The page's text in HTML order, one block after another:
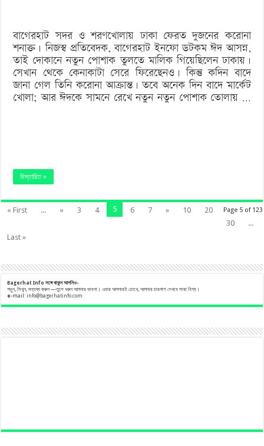
বাগেরহাট সদর ও শরণখোলায় ঢাকা ফেরত দুজনের করোনা
শনাক্ত। নিজস্ব প্রতিবেদক, বাগেরহাট ইনফো ডটকম ঈদ আসন্ন,
তাই দোকানে নতুন পোশাক তুলতে মালিক গিয়েছিলেন ঢাকায়।
সেখান থেকে কেনাকাটা সেরে ফিরেছেনও। কিন্তু কদিন বাদে
জানা গেল তিনি করোনা আক্রান্ত। তবে অনেক দিন বাদে মার্কেট
খোলা; আর ঈদকে সামনে রেখে নতুন নতুন পোশাক তোলায় …
বিস্তারিত »
Page 5 of 123
« First ... « 3 4 5 6 7 » 10
20
30
...
Last »
Bagerhat Info সঙ্গেথাকুনআপনিও-
পড়ুন, লিখুন, মন্তব্য করুন —তুলে ধরুন আপনার ভাবনা। এবার আপনারই চোখে, আপনার চারপাশ দেখবে সারা বিশ্ব।
e-mail:info@bagerhatinfo.com